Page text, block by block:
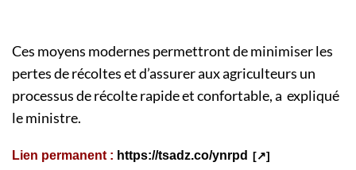
Ces moyens modernes permettront de minimiser les
pertes de récoltes et d’assurer aux agriculteurs un
processus de récolte rapide et confortable, a expliqué
le ministre.
Lien permanent : https://tsadz.co/ynrpd